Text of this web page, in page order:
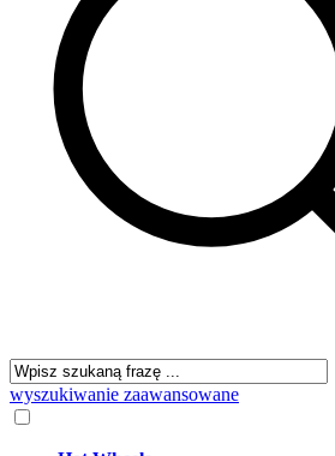
wyszukiwanie zaawansowane